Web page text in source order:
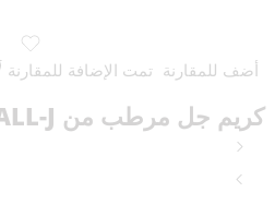
أضف للمقارنة تمت الإضافة للمقارنة
كريم جل مرطب من ALL-J